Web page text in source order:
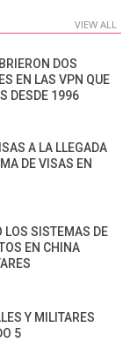
VIEW ALL
DOS
EN LAS VPN QUE
DESDE 1996
A LA LLEGADA
DE VISAS EN
LOS SISTEMAS DE
EN CHINA
Y MILITARES
5